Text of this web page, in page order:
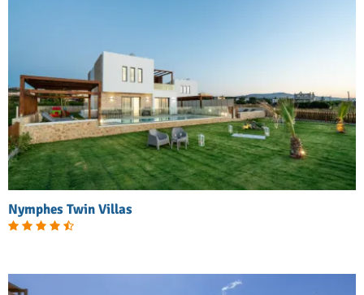
Nymphes Twin Villas